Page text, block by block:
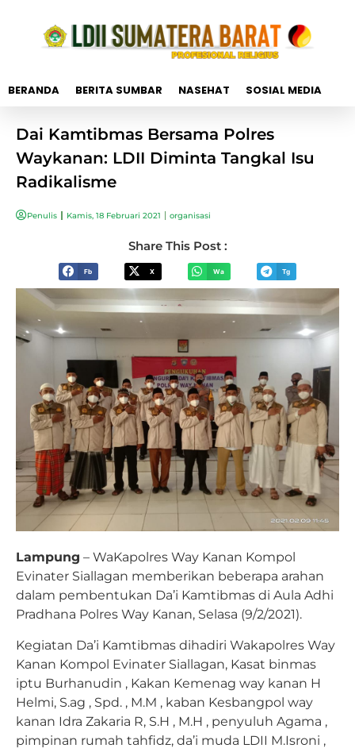
BERANDA BERITA SUMBAR NASEHAT SOSIAL MEDIA
Dai Kamtibmas Bersama Polres
Waykanan: LDII Diminta Tangkal Isu
Radikalisme
Penulis Kamis, 18 Februari 2021 organisasi
Share This Post :
Fb X Wa Tg
Lampung – WaKapolres Way Kanan Kompol
Evinater Siallagan memberikan beberapa arahan
dalam pembentukan Da’i Kamtibmas di Aula Adhi
Pradhana Polres Way Kanan, Selasa (9/2/2021).
Kegiatan Da’i Kamtibmas dihadiri Wakapolres Way
Kanan Kompol Evinater Siallagan, Kasat binmas
iptu Burhanudin , Kakan Kemenag way kanan H
Helmi, S.ag , Spd. , M.M , kaban Kesbangpol way
kanan Idra Zakaria R, S.H , M.H , penyuluh Agama ,
pimpinan rumah tahfidz, da’i muda LDII M.Isroni ,